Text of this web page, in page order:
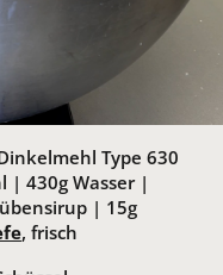
Type 630
| 430g Wasser |
| 15g
, frisch